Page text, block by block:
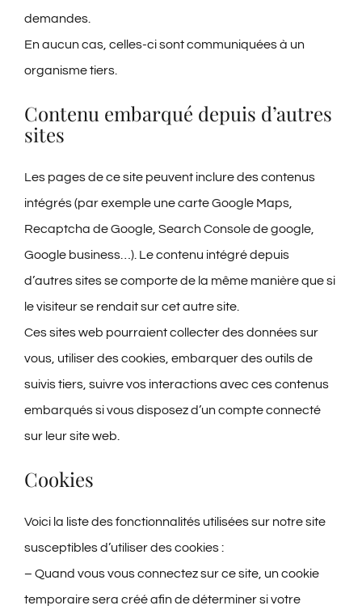
demandes.
En aucun cas, celles-ci sont communiquées à un
organisme tiers.
Contenu embarqué depuis d’autres
sites
Les pages de ce site peuvent inclure des contenus
intégrés (par exemple une carte Google Maps,
Recaptcha de Google, Search Console de google,
Google business…). Le contenu intégré depuis
d’autres sites se comporte de la même manière que si
le visiteur se rendait sur cet autre site.
Ces sites web pourraient collecter des données sur
vous, utiliser des cookies, embarquer des outils de
suivis tiers, suivre vos interactions avec ces contenus
embarqués si vous disposez d’un compte connecté
sur leur site web.
Cookies
Voici la liste des fonctionnalités utilisées sur notre site
susceptibles d’utiliser des cookies :
– Quand vous vous connectez sur ce site, un cookie
temporaire sera créé afin de déterminer si votre